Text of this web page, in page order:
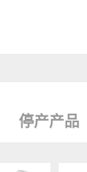
停产产品